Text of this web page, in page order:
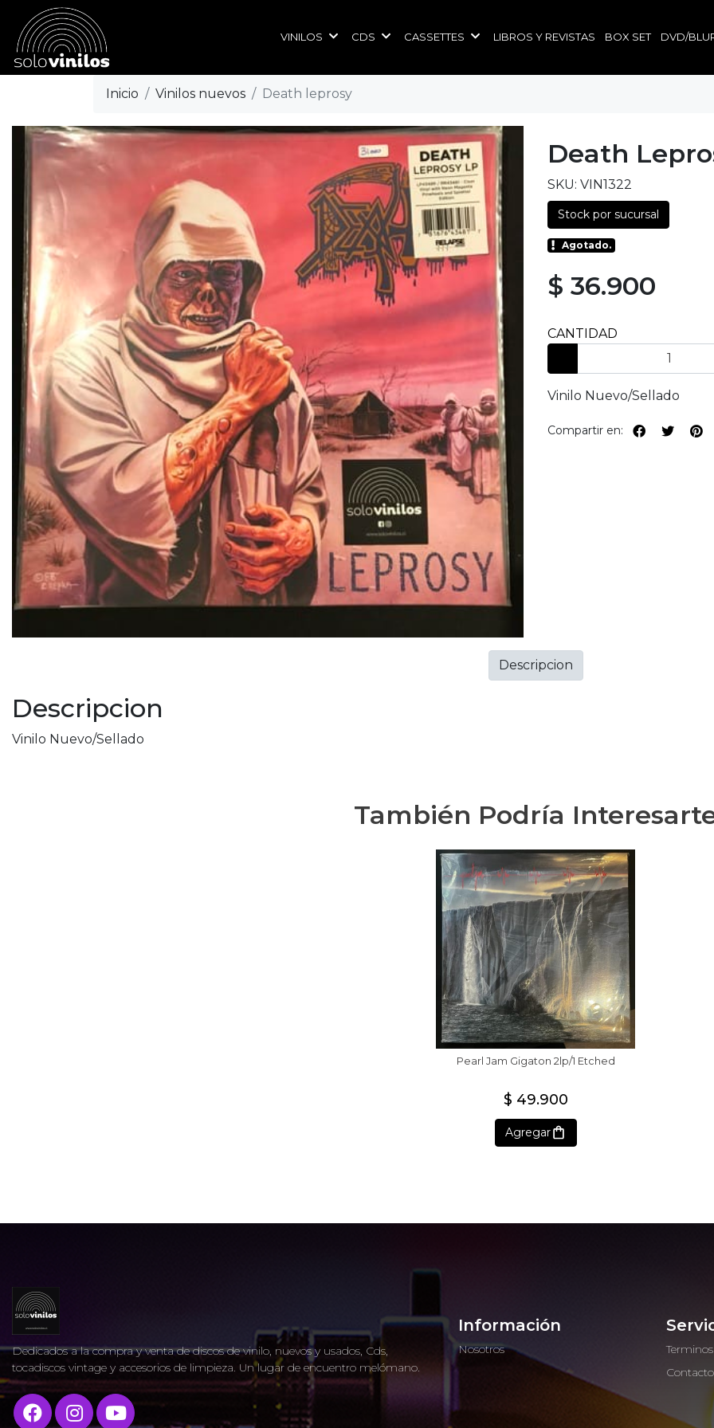
VINILOS CDS CASSETTES LIBROS Y REVISTAS BOX SET DVD/
Inicio Vinilos nuevos Death leprosy
Death
SKU: VIN1322
Stock por sucursal
Agotado.
$ 36.900
CANTIDAD
Vinilo Nuevo/Sellado
Compartir en:
Descripcion
Vinilo Nuevo/Sellado
Descripcion
También Podría
Pearl Jam Gigaton 2lp/1 Etched
$ 49.900
Agregar
Dedicados a la compra y venta de discos de vinilo, nuevos y usados, Cds,
tocadiscos vintage y accesorios de limpieza. Un lugar de encuentro melómano.
Información
Nosotros
Contacto